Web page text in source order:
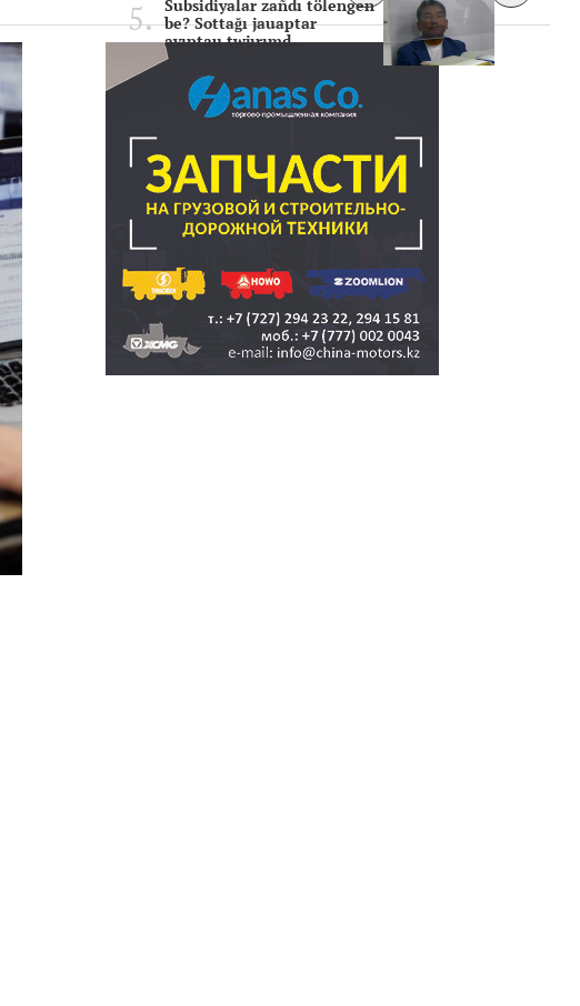
Subsidiyalar zañdı tölengen
be? Sottağı jauaptar
ayıptau twjırımd..